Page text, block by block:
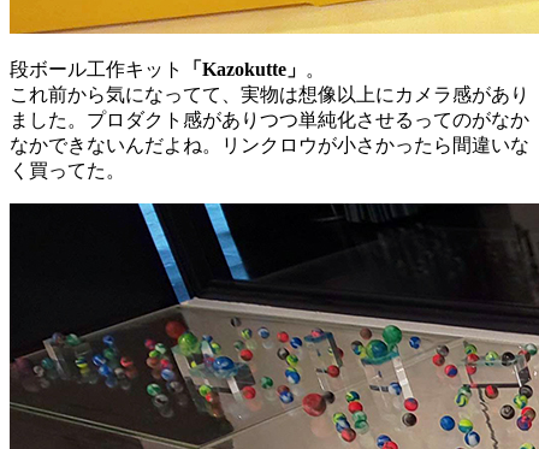
段ボール工作キット 「Kazokutte」 。
これ前から気になってて、実物は想像以上にカメラ感があり
ました。プロダクト感がありつつ単純化させるってのがなか
なかできないんだよね。リンクロウが小さかったら間違いな
く買ってた。